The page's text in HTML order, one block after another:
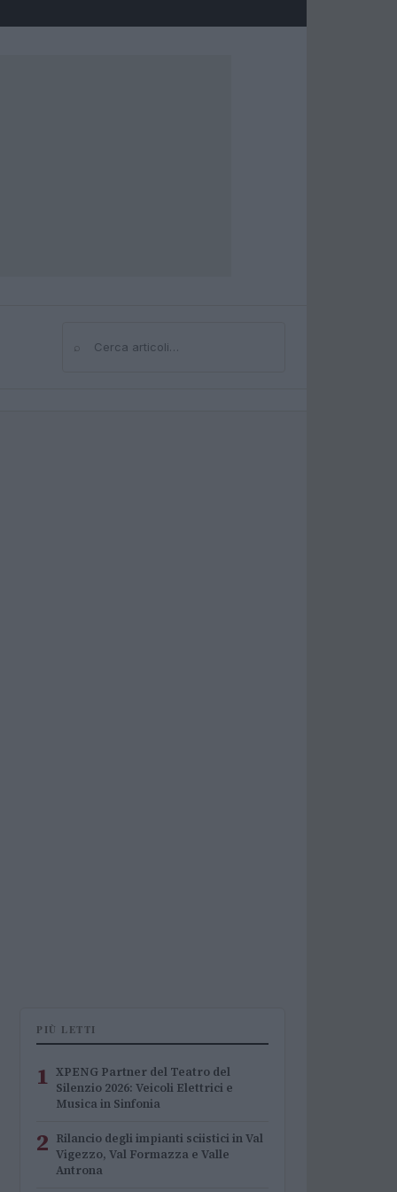
⌕Cerca
PIÙ LETTI
1 XPENG Partner del Teatro del
Silenzio 2026: Veicoli Elettrici e
Musica in Sinfonia
2 Rilancio degli impianti sciistici in Val
Vigezzo, Val Formazza e Valle
Antrona